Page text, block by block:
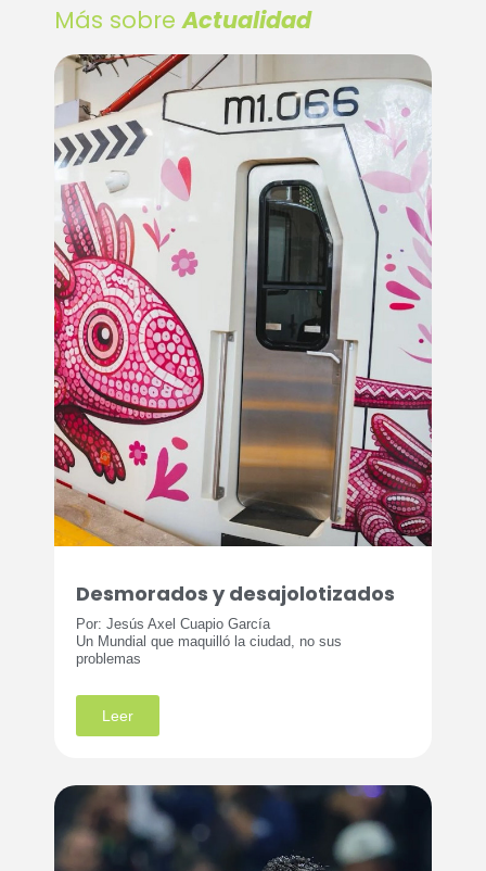
Más sobreActualidad
Desmorados y desajolotizados
Por: Jesús Axel Cuapio García
Un Mundial que maquilló la ciudad, no sus
problemas
Leer